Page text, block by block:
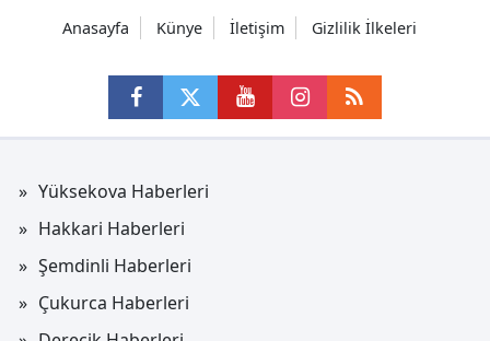
Anasayfa Künye İletişim Gizlilik İlkeleri
Yüksekova Haberleri
Hakkari Haberleri
Şemdinli Haberleri
Çukurca Haberleri